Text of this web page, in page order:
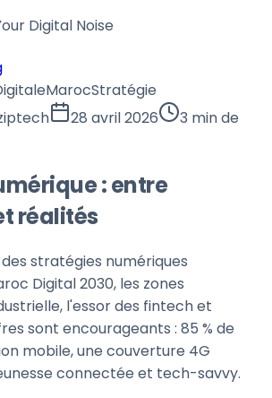
Digital Noise
MarocStratégie
28 avril 2026
3 min de
: entre
réalités
stratégies numériques
Digital 2030, les zones
l'essor des fintech et
sont encourageants : 85 % de
mobile, une couverture 4G
connectée et tech-savvy.